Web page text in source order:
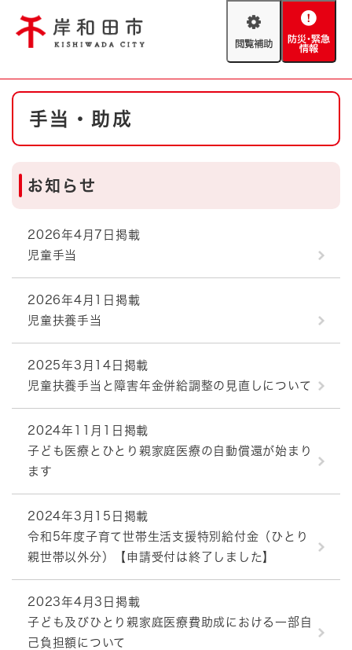
閲
助
防
緊
やさしい日本語
文字サイズ 標準
背景色変更 白 黒
とじる
防災・緊急情報
ハザードマップ AED設置箇所
本
手当・助成
お知らせ
2026年4月7日掲載
児童手当
2026年4月1日掲載
児童扶養手当
2025年3月14日掲載
児童扶養手当と障害年金併給調整の見直しについて
2024年11月1日掲載
子ども医療とひとり親家庭医療の自動償還が始まり
ます
2024年3月15日掲載
令和5年度子育て世帯生活支援特別給付金（ひとり
親世帯以外分）【申請受付は終了しました】
2023年4月3日掲載
子ども及びひとり親家庭医療費助成における一部自
己負担額について